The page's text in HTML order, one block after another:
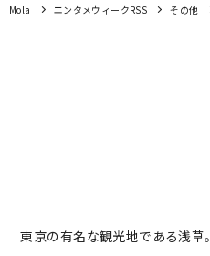
Mola エンタメウィークRSS その他
東京の有名な観光地である浅草。